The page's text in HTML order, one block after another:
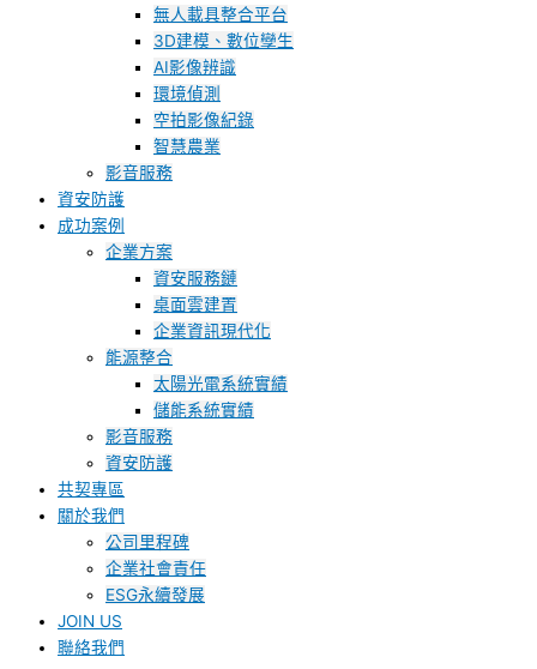
無人載具整合平台
3D建模、數位孿生
AI影像辨識
環境偵測
空拍影像紀錄
智慧農業
影音服務
資安防護
成功案例
企業方案
資安服務鏈
桌面雲建置
企業資訊現代化
能源整合
太陽光電系統實績
儲能系統實績
影音服務
資安防護
共契專區
關於我們
公司里程碑
企業社會責任
ESG永續發展
JOIN US
聯絡我們